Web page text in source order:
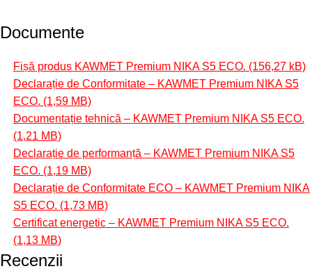
Documente
Fișă produs KAWMET Premium NIKA S5 ECO.
Declarație de Conformitate – KAWMET Premium NIKA S5
ECO.
Documentație tehnică – KAWMET Premium NIKA S5 ECO.
Declarație de performanță – KAWMET Premium NIKA S5
ECO.
Declarație de Conformitate ECO – KAWMET Premium NIKA
S5 ECO.
Certificat energetic – KAWMET Premium NIKA S5 ECO.
Recenzii